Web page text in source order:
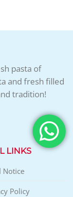
pasta of
and fresh filled
tradition!
LINKS
Notice
Policy